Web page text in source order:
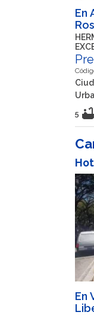
En
5 bathtub
En